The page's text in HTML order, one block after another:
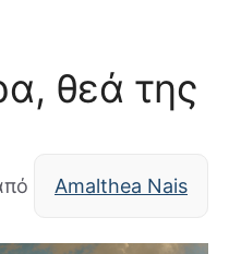
θεά της
Amalthea Nais